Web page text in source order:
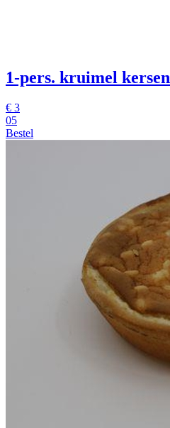
1-pers. kruimel kersen
€ 3
05
Bestel